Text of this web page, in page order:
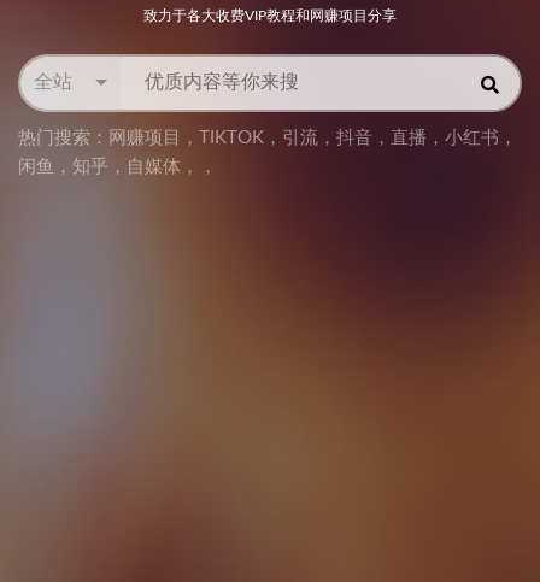
致力于各大收费VIP教程和网赚项目分享
全站
热门搜索： 网赚项目 ， TIKTOK ， 引流 ， 抖音 ， 直播 ， 小红书 ，
闲鱼
， 知乎 ， 自媒体 ， ，